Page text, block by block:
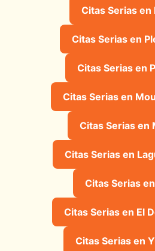
Citas Serias en
Citas Serias en
Citas Serias en
Citas Serias en
Citas Serias en
Citas Serias en
Citas Serias
Citas Serias en El
Citas Serias en